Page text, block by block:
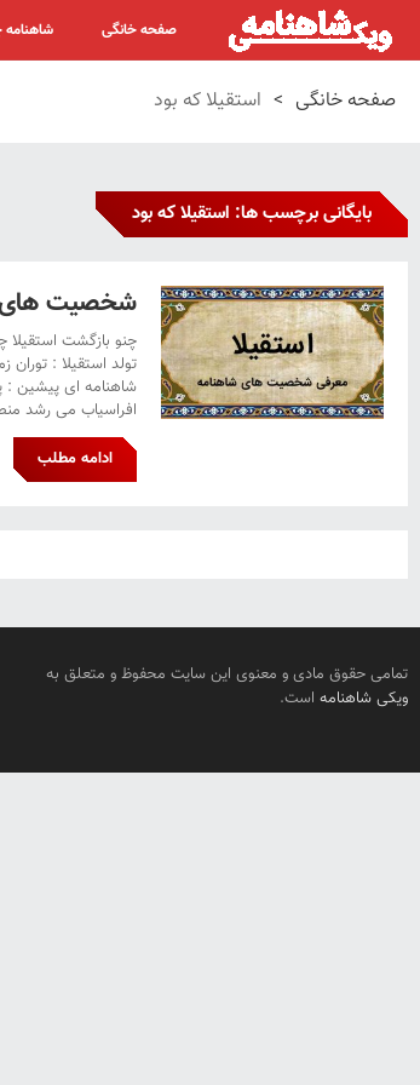
صفحه خانگی شاهنامه
صفحه خانگی > استقیلا که بود
بایگانی برچسب ها: استقیلا که بود
شخصیت های
چنو بازگشت استقیلا
تولد استقیلا :
شاهنامه ای پیشین :
افراسیاب می رشد
ادامه مطلب
تمامی حقوق مادی و معنوی این سایت محفوظ و متعلق به
ویکی شاهنامه است.